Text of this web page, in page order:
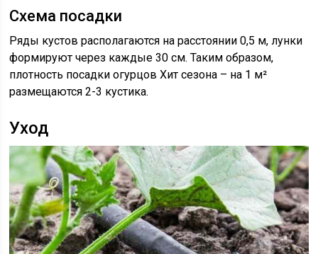
Схема посадки
Ряды кустов располагаются на расстоянии 0,5 м, лунки
формируют через каждые 30 см. Таким образом,
плотность посадки огурцов Хит сезона – на 1 м²
размещаются 2-3 кустика.
Уход